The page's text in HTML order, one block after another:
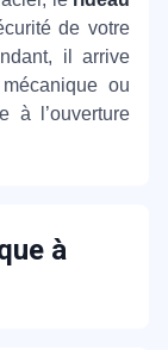
de votre
il arrive
ou
à l’ouverture
à